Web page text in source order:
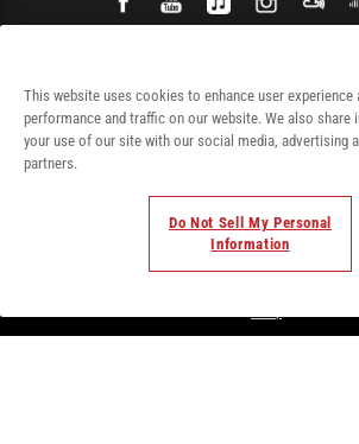
This website uses cookies to enhance user experience
performance and traffic on our website. We also share
your use of our site with our social media, advertising
partners.
Do Not Sell My Personal
Information